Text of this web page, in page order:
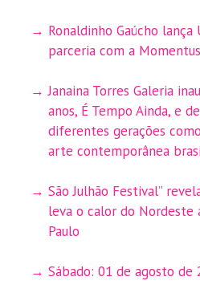
Ronaldinho Gaúcho
parceria com a
Janaina Torres Galeria
anos, É Tempo Ainda, e
diferentes gerações
arte contemporânea
São Julhão Festival”
leva o calor do Nordeste
Paulo
Sábado: 01 de agosto de